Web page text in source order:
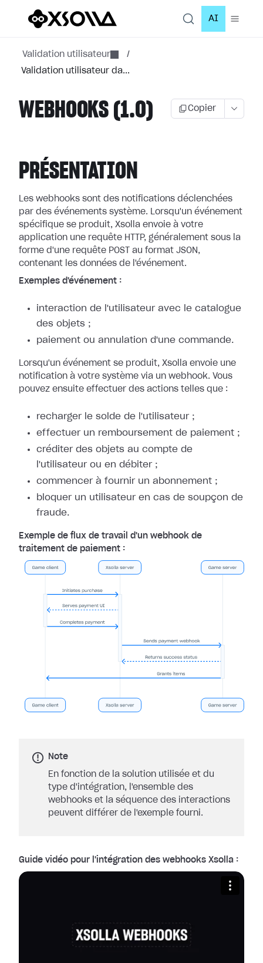
AI
Validation utilisateur
/
Validation utilisateur da...
WEBHOOKS (1.0) Copier
PRÉSENTATION
Les webhooks sont des notifications déclenchées
par des événements système. Lorsqu'un événement
spécifique se produit, Xsolla envoie à votre
application une requête HTTP, généralement sous la
forme d'une requête POST au format JSON,
contenant les données de l'événement.
Exemples d'événement :
interaction de l'utilisateur avec le catalogue
des objets ;
paiement ou annulation d'une commande.
Lorsqu'un événement se produit, Xsolla envoie une
notification à votre système via un webhook. Vous
pouvez ensuite effectuer des actions telles que :
recharger le solde de l'utilisateur ;
effectuer un remboursement de paiement ;
créditer des objets au compte de
l'utilisateur ou en débiter ;
commencer à fournir un abonnement ;
bloquer un utilisateur en cas de soupçon de
fraude.
Exemple de flux de travail d'un webhook de
traitement de paiement :
Note
En fonction de la solution utilisée et du
type d'intégration, l'ensemble des
webhooks et la séquence des interactions
peuvent différer de l'exemple fourni.
Guide vidéo pour l'intégration des webhooks Xsolla :